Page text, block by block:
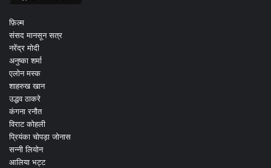
फ़िल्म
संसद मानसून सत्र
नरेंद्र मोदी
अनुष्का शर्मा
एलोन मस्क
शाहरुख खान
उद्धव ठाकरे
कंगना रनौत
विराट कोहली
प्रियंका चोपड़ा जोनास
सन्नी लियोन
आलिया भट्ट